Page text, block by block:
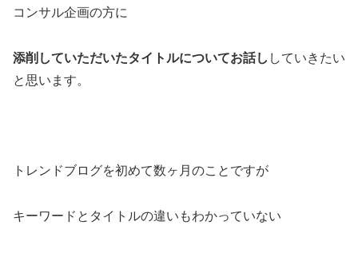
コンサル企画の方に
添削していただいたタイトルについてお話し していきたい
と思います。
トレンドブログを初めて数ヶ月のことですが
キーワードとタイトルの違いもわかっていない